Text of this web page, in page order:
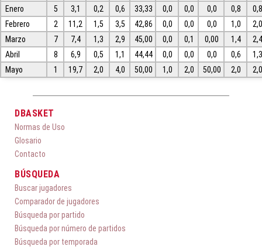
Enero
5 3,1 0,2 0,6 33,33 0,0 0,0 0,0 0,8
0,8
Febrero
2 11,2 1,5 3,5 42,86 0,0 0,0 0,0 1,0
2,0
Marzo
7 7,4 1,3 2,9 45,00 0,0 0,1 0,00 1,4
2,4
Abril
8 6,9 0,5 1,1 44,44 0,0 0,0 0,0 0,6
1,3
Mayo
1 19,7 2,0 4,0 50,00 1,0 2,0 50,00 2,0 2,0
DBASKET
Normas de Uso
Glosario
Contacto
BÚSQUEDA
Buscar jugadores
Comparador de jugadores
Búsqueda por partido
Búsqueda por número de partidos
Búsqueda por temporada